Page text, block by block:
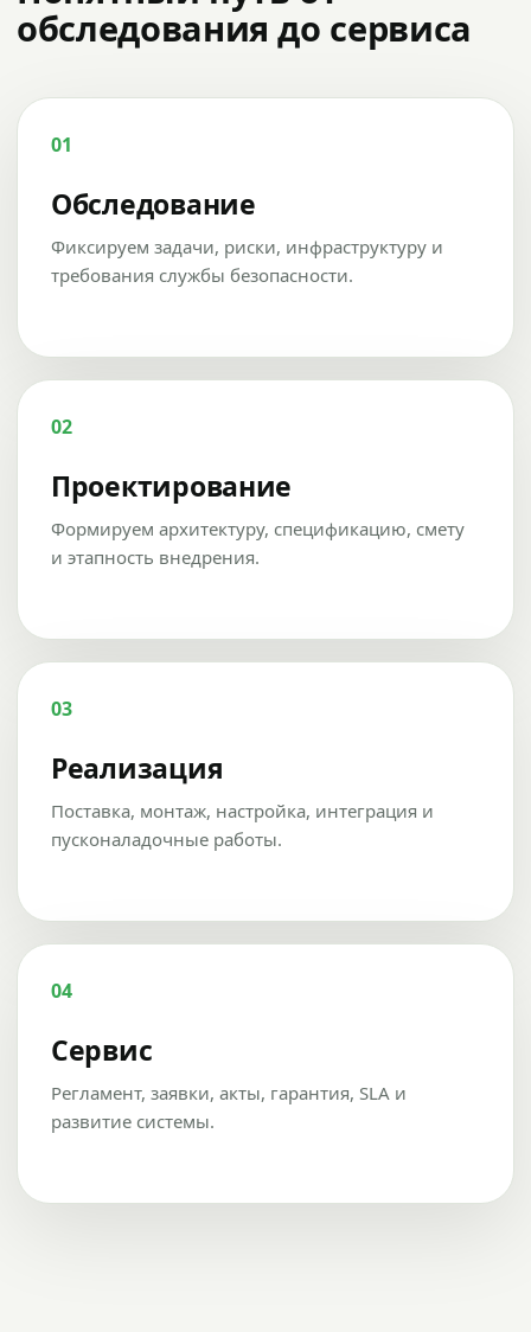
обследования до сервиса
01
Обследование
Фиксируем задачи, риски, инфраструктуру и
требования службы безопасности.
02
Проектирование
Формируем архитектуру, спецификацию, смету
и этапность внедрения.
03
Реализация
Поставка, монтаж, настройка, интеграция и
пусконаладочные работы.
04
Сервис
Регламент, заявки, акты, гарантия, SLA и
развитие системы.